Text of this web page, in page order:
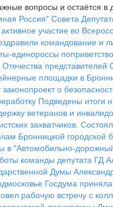
вопросы и остаётся в
Россия" Совета
участие во
командование
единороссы
представителей
площадки в
о
Подведены итоги
ветеранов и
захватчиков.
Бронницкой городской
в "Автомобильно-
команды депутата ГД
Думы
Госдума
рабочую встречу с